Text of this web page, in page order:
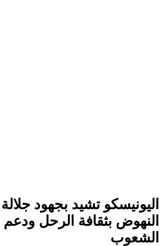
اليونيسكو تشيد بجهود
النهوض بثقافة الرحل ودعم
الشعوب